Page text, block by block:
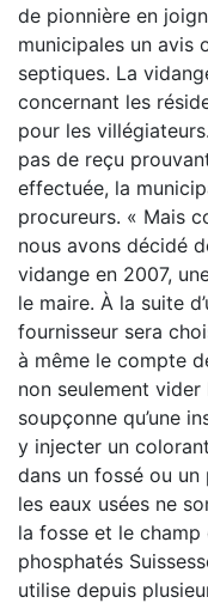
de pionnière en
municipales un avis
septiques. La
concernant les
pour les
pas de reçu
effectuée, la
procureurs. « Mais
nous avons décidé
vidange en 2007,
le maire. À la suite
fournisseur sera
à même le compte
non seulement vider
soupçonne qu’une
y injecter un
dans un fossé ou un
les eaux usées ne
la fosse et le champ
phosphatés
utilise depuis